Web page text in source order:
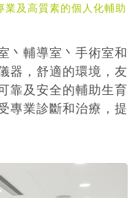
業及高質素的個人化輔助
丶輔導室丶手術室和
器，舒適的環境，友
靠及安全的輔助生育
專業診斷和治療，提